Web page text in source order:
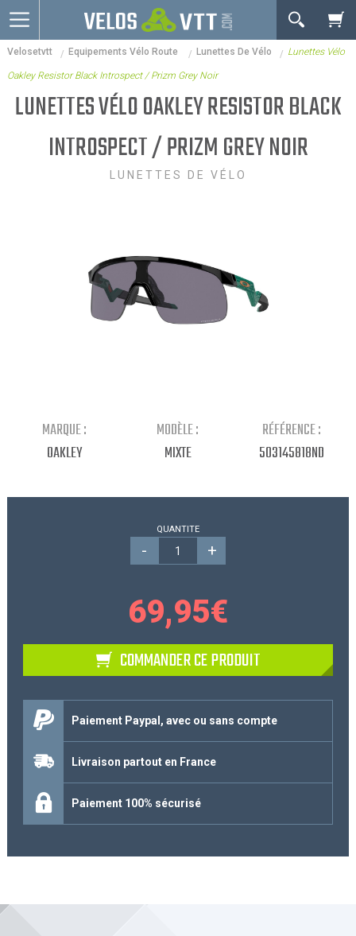
OK
Connexion / inscription
VTT
Vélos electriques
Vélos urbains & Fitness
Votre Panier Est Désert
Votre panier est là pour vous servir. Donnez-lui un
but ! C'est un lieu temporaire où est stockée une
Velosetvtt Equipements Vélo Route Lunettes De Vélo Lunettes Vélo
Oakley Resistor Black Introspect / Prizm Grey Noir
LUNETTES VÉLO OAKLEY RESISTOR BLACK
INTROSPECT / PRIZM GREY NOIR
LUNETTES DE VÉLO
MARQUE :
OAKLEY
MODÈLE :
MIXTE
RÉFÉRENCE :
503145818ND
QUANTITE
- +
69,95€
COMMANDER CE PRODUIT
Paiement Paypal, avec ou sans compte
Livraison partout en France
Paiement 100% sécurisé